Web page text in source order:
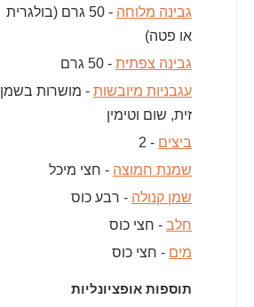
גבינה מלוחה
- 50 גרם (בולגרית
או פטה)
גבינה צפתית - 50 גרם
עגבניות מיובשות - מושרות בשמן
זית, שום וטימין
ביצים - 2
שמנת חמוצה - חצי מיכל
שמן קנולה - רבע כוס
חלב - חצי כוס
מים - חצי כוס
תוספות אופציונליות